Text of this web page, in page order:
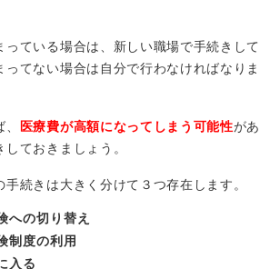
っている場合は、新しい職場で手続きして
ってない場合は自分で行わなければなりま
医療費が高額になってしまう可能性があ
ておきましょう。
続きは大きく分けて３つ存在します。
への切り替え
制度の利用
入る